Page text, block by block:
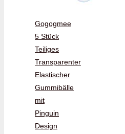
Gogogmee
5 Stück
Teiliges
Transparenter
Elastischer
Gummibälle
mit
Pinguin
Design